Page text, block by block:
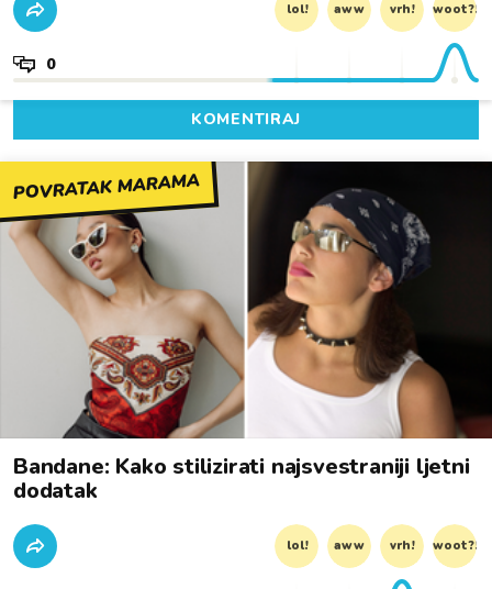
lol! aww vrh! woot?!
0
KOMENTIRAJ
POVRATAK MARAMA
Bandane: Kako stilizirati najsvestraniji ljetni
dodatak
lol! aww vrh! woot?!